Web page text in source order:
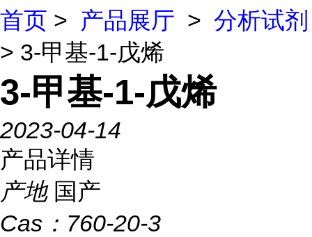
首页 > 产品展厅 > 分析试剂
> 3-甲基-1-戊烯
3-甲基-1-戊烯
2023-04-14
产品详情
产地 国产
Cas： 760-20-3